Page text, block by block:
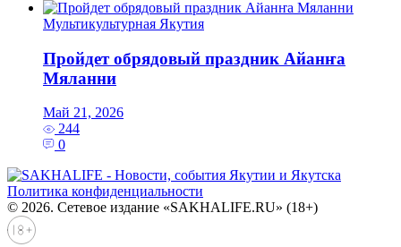
Мультикультурная Якутия
Пройдет обрядовый праздник Айанҥа
Мяланни
Май 21, 2026
244
0
Политика конфиденциальности
© 2026. Сетевое издание «SAKHALIFE.RU» (18+)